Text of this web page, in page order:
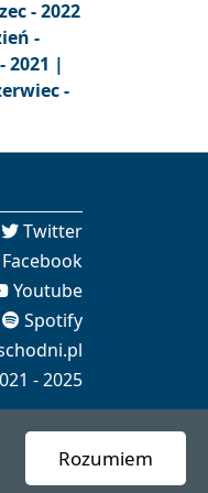
- 2022
-
2021 |
-
Twitter
Facebook
Youtube
Spotify
- 2025
Rozumiem